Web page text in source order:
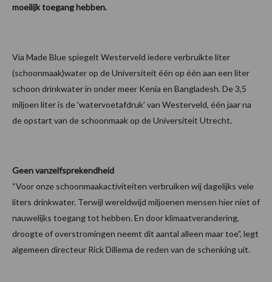
moeilijk toegang hebben.
Via Made Blue spiegelt Westerveld iedere verbruikte liter
(schoonmaak)water op de Universiteit één op één aan een liter
schoon drinkwater in onder meer Kenia en Bangladesh. De 3,5
miljoen liter is de ‘watervoetafdruk’ van Westerveld, één jaar na
de opstart van de schoonmaak op de Universiteit Utrecht.
Geen vanzelfsprekendheid
“Voor onze schoonmaakactiviteiten verbruiken wij dagelijks vele
liters drinkwater. Terwijl wereldwijd miljoenen mensen hier niet of
nauwelijks toegang tot hebben. En door klimaatverandering,
droogte of overstromingen neemt dit aantal alleen maar toe”, legt
algemeen directeur Rick Dillema de reden van de schenking uit.